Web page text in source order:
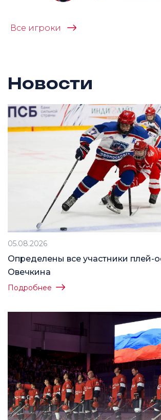
Все игроки
Новости
05.08.2026
Определены все участники плей-
Овечкина
Подробнее